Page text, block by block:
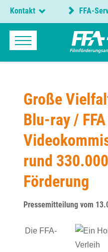
Kontakt FFA-
Große
Blu-ray / FFA
rund
Förderung
Pressemitteilung vom
Die FFA-